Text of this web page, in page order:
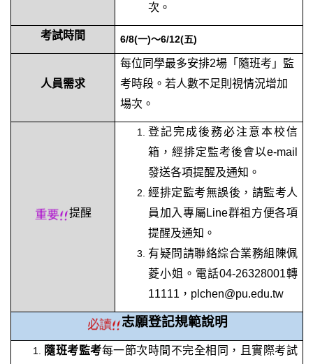
次。
考試時間 6/8(一)～6/12(五)
人員需求
每位同學最多安排2場「隨班考」監
考時段。若人數不足則視情況增加
場次。
提醒
登記完成後務必注意本校信
箱，經排定監考後會以e-mail
發送各項提醒及通知。
經排定監考無誤後，請監考人
員加入專屬Line群祖方便各項
提醒及通知。
有疑問請聯絡綜合業務組陳佩
菱小姐。電話04-26328001轉
11111， plchen@pu.edu.tw
志願登記規範說明
隨班考監考每一節次時間不完全相同，且實際考試